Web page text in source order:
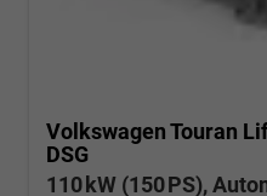
Volkswagen Touran
DSG
110 kW (150 PS),